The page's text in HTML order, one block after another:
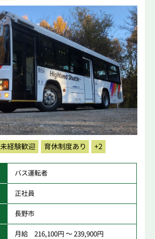
未経験歓迎 育休制度あり +2
バス運転者
正社員
長野市
月給 216,100円 ～ 239,900円